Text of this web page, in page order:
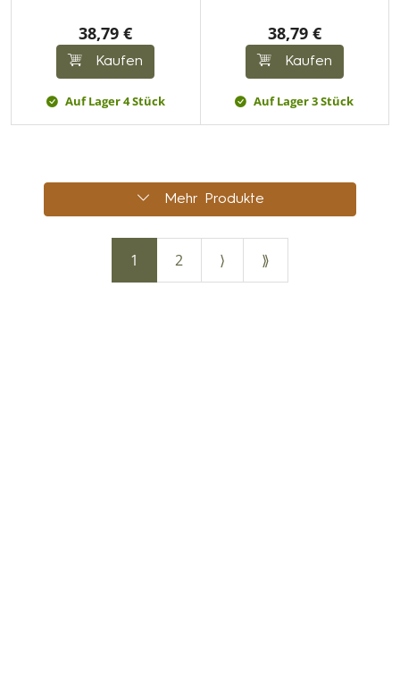
38,79 €
Kaufen
Auf Lager 4 Stück
38,79 €
Kaufen
Auf Lager 3 Stück
Mehr Produkte
1 2 ⟩ ⟫